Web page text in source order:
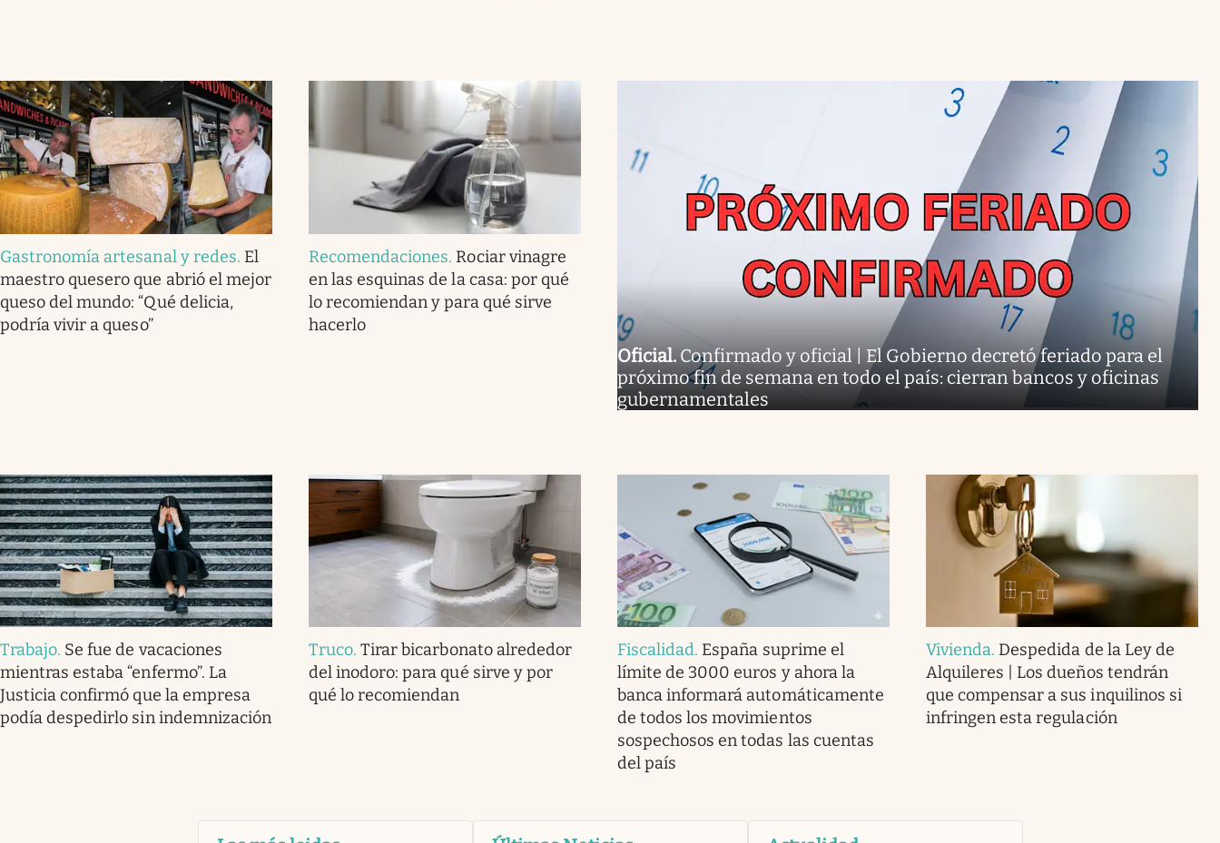
Gastronomía artesanal y redes. El
maestro quesero que abrió el mejor
queso del mundo: “Qué delicia,
podría vivir a queso”
Recomendaciones. Rociar vinagre
en las esquinas de la casa: por qué
lo recomiendan y para qué sirve
hacerlo
Oficial. Confirmado y oficial | El Gobierno decretó feriado para el
próximo fin de semana en todo el país: cierran bancos y oficinas
gubernamentales
Trabajo. Se fue de vacaciones
mientras estaba “enfermo”. La
Justicia confirmó que la empresa
podía despedirlo sin indemnización
Truco.Tirar bicarbonato alrededor
del inodoro: para qué sirve y por
qué lo recomiendan
Fiscalidad. España suprime el
límite de 3000 euros y ahora la
banca informará automáticamente
de todos los movimientos
sospechosos en todas las cuentas
del país
Vivienda. Despedida de la Ley de
Alquileres | Los dueños tendrán
que compensar a sus inquilinos si
infringen esta regulación